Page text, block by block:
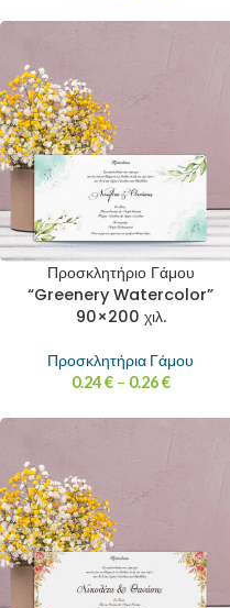
Προσκλητήριο Γάμου
“Greenery Watercolor”
90×200 χιλ.
Προσκλητήρια Γάμου
0.24€ – 0.26€